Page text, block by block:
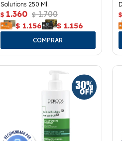
Solutions 250 Ml.
$ 1.360 $ 1.700
$ 1.156 $ 1.156
$